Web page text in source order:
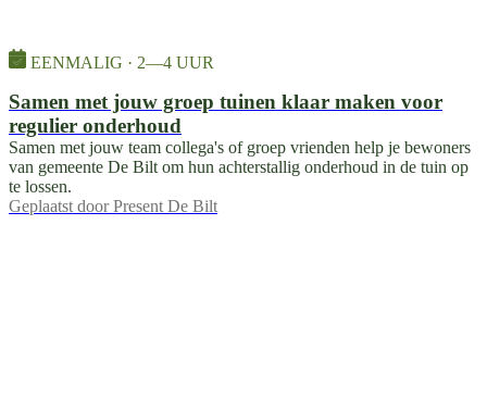
EENMALIG · 2—4 UUR
Samen met jouw groep tuinen klaar maken voor
regulier onderhoud
Samen met jouw team collega's of groep vrienden help je bewoners
van gemeente De Bilt om hun achterstallig onderhoud in de tuin op
te lossen.
Geplaatst door Present De Bilt